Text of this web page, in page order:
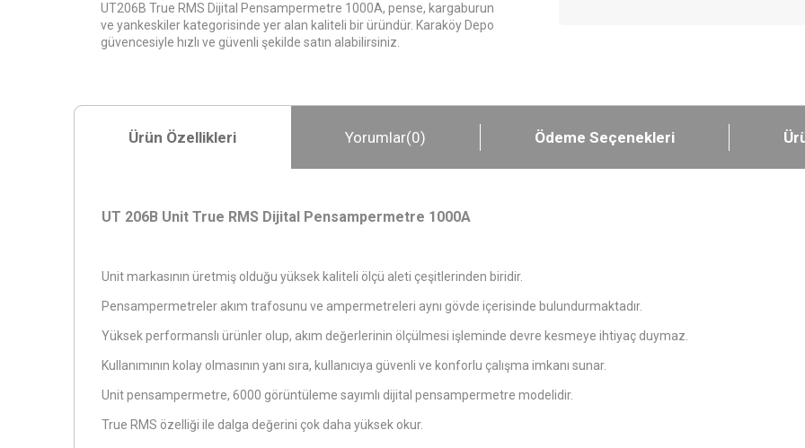
UT206B True RMS Dijital Pensampermetre 1000A, pense, kargaburun
ve yankeskiler kategorisinde yer alan kaliteli bir üründür. Karaköy Depo
güvencesiyle hızlı ve güvenli şekilde satın alabilirsiniz.
Ürün Özellikleri Yorumlar(0) Ödeme Seçenekleri
UT 206B Unit True RMS Dijital Pensampermetre 1000A
Unit markasının üretmiş olduğu yüksek kaliteli ölçü aleti çeşitlerinden biridir.
Pensampermetreler akım trafosunu ve ampermetreleri aynı gövde içerisinde bulundurmaktadır.
Yüksek performanslı ürünler olup, akım değerlerinin ölçülmesi işleminde devre kesmeye ihtiyaç duymaz.
Kullanımının kolay olmasının yanı sıra, kullanıcıya güvenli ve konforlu çalışma imkanı sunar.
Unit pensampermetre, 6000 görüntüleme sayımlı dijital pensampermetre modelidir.
True RMS özelliği ile dalga değerini çok daha yüksek okur.